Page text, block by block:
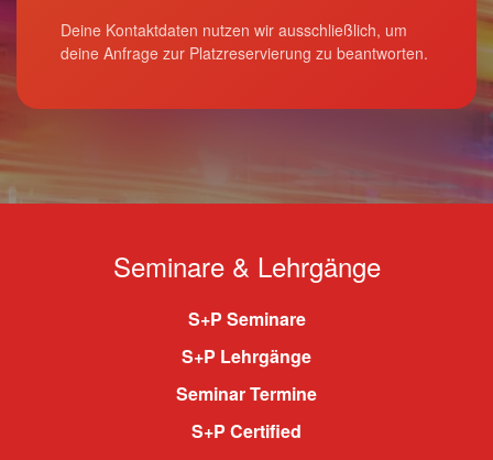
Deine Kontaktdaten nutzen wir ausschließlich, um
deine Anfrage zur Platzreservierung zu beantworten.
Seminare & Lehrgänge
S+P Seminare
S+P Lehrgänge
Seminar Termine
S+P Certified